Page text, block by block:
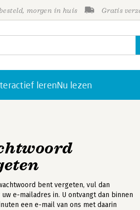
morgen in huis Gratis
lerenNu lezen
bent vergeten, vul dan
uw e-mailadres in. U ontvangt dan binnen
een e-mail van ons met daarin